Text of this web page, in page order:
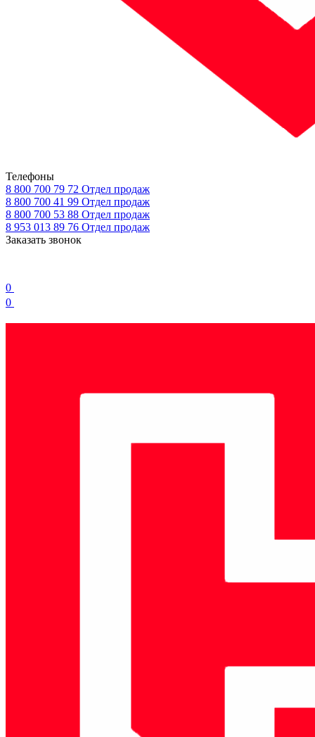
Телефоны
8 800 700 79 72 Отдел продаж
8 800 700 41 99 Отдел продаж
8 800 700 53 88 Отдел продаж
8 953 013 89 76 Отдел продаж
Заказать звонок
0
0